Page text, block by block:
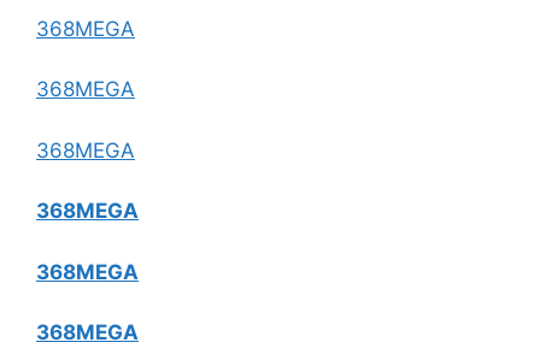
368MEGA
368MEGA
368MEGA
368MEGA
368MEGA
368MEGA